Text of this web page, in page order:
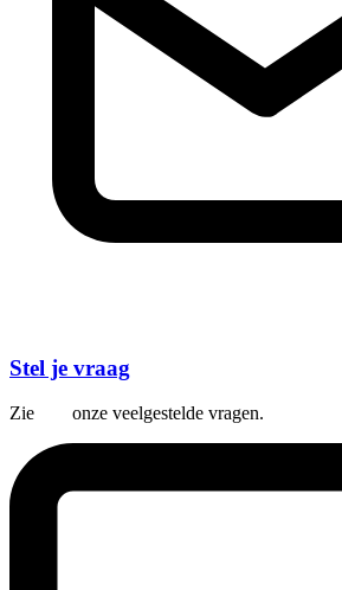
Stel je vraag
Zie onze veelgestelde vragen.